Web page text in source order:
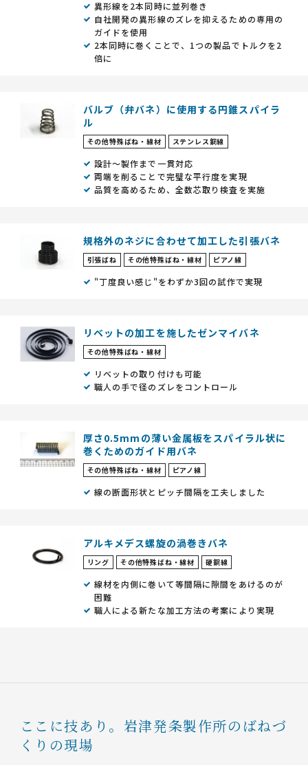
異形線を2本同時に並列巻き
自社開発の異形線のズレを抑えるための専用の
ガイドを使用
2本同時に巻くことで、1つの製品でトルクを2
倍に
バルブ（弁バネ）に使用する円錐スパイラ
ル
その他特殊ばね・線材 ステンレス鋼線
設計～製作まで一貫対応
両端を削ることで完璧な平行度を実現
品質を高めるため、全数芯取り検査を実施
規格外のネジに合わせて加工した引張バネ
引張ばね その他特殊ばね・線材 ピアノ線
"丁度良い感じ"をわずか3回の試作で実現
リベットの加工を施したゼンマイバネ
その他特殊ばね・線材
リベットの取り付けも可能
職人の手で径のズレをコントロール
厚さ0.5mmの薄い金属板をスパイラル状に
巻くためのガイド用バネ
その他特殊ばね・線材 ピアノ線
線の断面形状とピッチ間隔を工夫しました
アルキメデス螺旋の渦巻きバネ
リング その他特殊ばね・線材 硬鋼線
線材を内側に巻いて等間隔に隙間をあけるのが
困難
職人による新たな加工方法の考案により実現
ここに技あり。 岩津発条製作所のばねづ
くりの現場